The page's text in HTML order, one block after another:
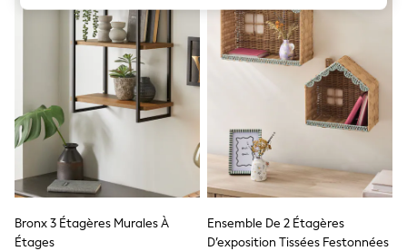
Shirts
Shorts
Sunglasses
Sunsafe Swimwear
Swimshorts
Tops & T-Shirts
Girls Holiday Shop
All Swimwear
Beach Dresses & Kaftans
Dresses
Sun Hats & Caps
Jumpsuits & Playsuits
Rash Vests
Sandals & Sliders
Bronx 3 Étagères Murales À
Étages
Ensemble De 2 Étagères
D’exposition Tissées Festonnées